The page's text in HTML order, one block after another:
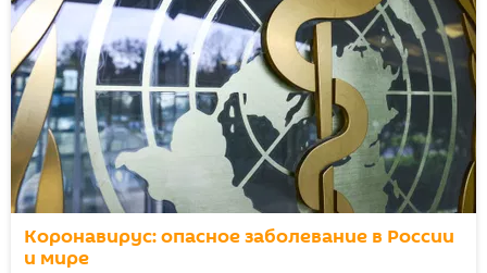
Коронавирус: опасное заболевание в России
и мире